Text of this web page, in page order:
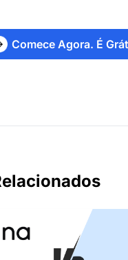
Comece Agora. É